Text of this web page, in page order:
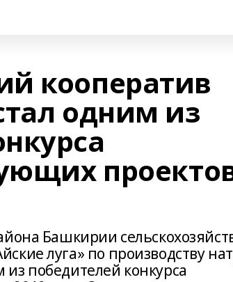
кооператив
одним из
Башкирии
луга» по производству
победителей конкурса